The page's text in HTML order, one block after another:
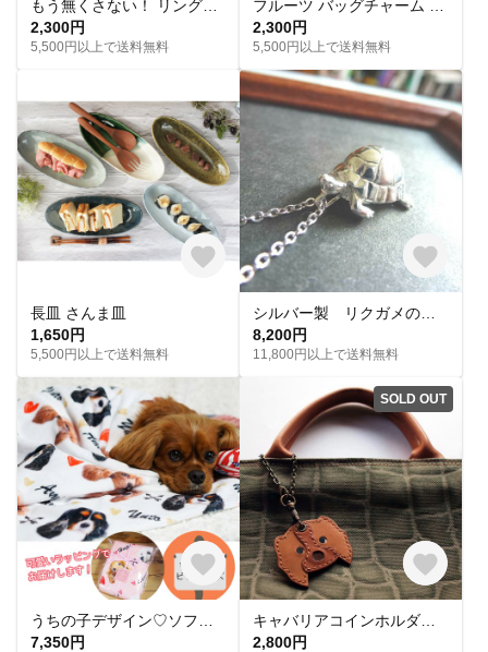
2,300円
5,500円以上で送料無料
2,300円
5,500円以上で送料無料
長皿 さんま皿
1,650円
5,500円以上で送料無料
8,200円
11,800円以上で送料無料
7,350円
SOLD OUT
2,800円